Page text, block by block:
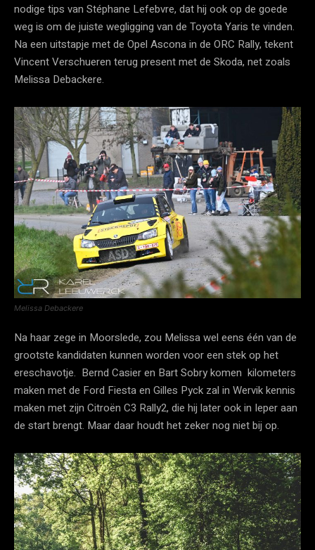
nodige tips van Stéphane Lefebvre, dat hij ook op de goede
weg is om de juiste wegligging van de Toyota Yaris te vinden.
Na een uitstapje met de Opel Ascona in de ORC Rally, tekent
Vincent Verschueren terug present met de Skoda, net zoals
Melissa Debackere.
Melissa Debackere
Na haar zege in Moorslede, zou Melissa wel eens één van de
grootste kandidaten kunnen worden voor een stek op het
ereschavotje. Bernd Casier en Bart Sobry komen kilometers
maken met de Ford Fiesta en Gilles Pyck zal in Wervik kennis
maken met zijn Citroën C3 Rally2, die hij later ook in Ieper aan
de start brengt. Maar daar houdt het zeker nog niet bij op.